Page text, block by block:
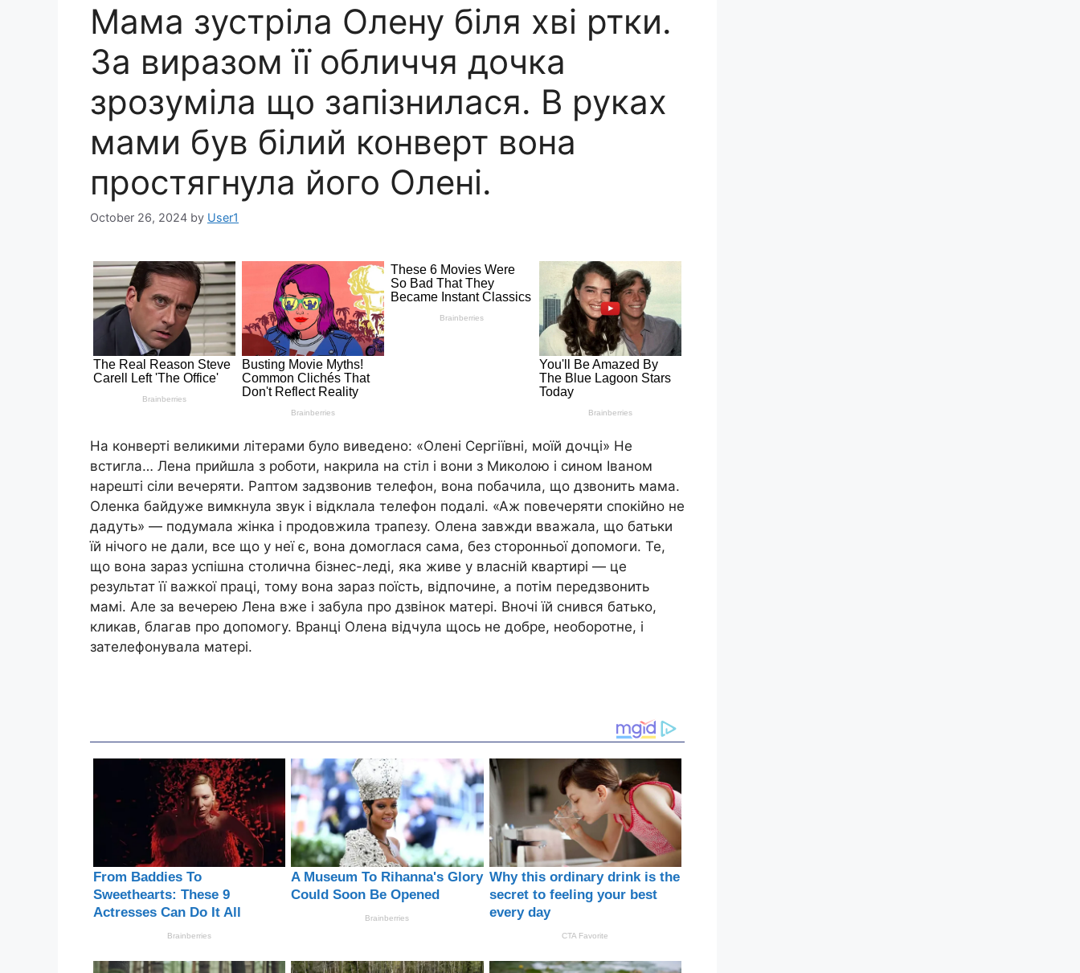
Мама зустріла Олену біля хві ртки.
За виразом її обличчя дочка
зрозуміла що запізнилася. В руках
мами був білий конверт вона
простягнула його Олені.
October 26, 2024 by User1
На конверті великими літерами було виведено: «Олені Сергіївні, моїй дочці» Не
встигла… Лена прийшла з роботи, накрила на стіл і вони з Миколою і сином Іваном
нарешті сіли вечеряти. Раптом задзвонив телефон, вона побачила, що дзвонить мама.
Оленка байдуже вимкнула звук і відклала телефон подалі. «Аж повечеряти спокійно не
дадуть» — подумала жінка і продовжила трапезу. Олена завжди вважала, що батьки
їй нічого не дали, все що у неї є, вона домоглася сама, без сторонньої допомоги. Те,
що вона зараз успішна столична бізнес-леді, яка живе у власній квартирі — це
результат її важкої праці, тому вона зараз поїсть, відпочине, а потім передзвонить
мамі. Але за вечерею Лена вже і забула про дзвінок матері. Вночі їй снився батько,
кликав, благав про допомогу. Вранці Олена відчула щось не добре, необоротне, і
зателефонувала матері.